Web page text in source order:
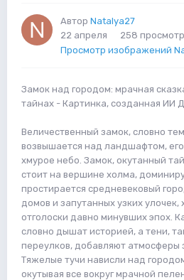
Автор Natalya27
22 апреля
258
Просмотр изображений
Замок над городом: мрачная
тайнах - Картинка, созданная ИИ
Величественный замок, словно
возвышается над ландшафтом,
хмурое небо. Замок, окутанный
стоит на вершине холма,
простирается средневековый
домов и запутанных узких улочек,
отголоски давно минувших эпох.
словно дышат историей, а тени,
переулков, добавляют атмосферы
Тяжелые тучи нависли над
окутывая все вокруг мрачной